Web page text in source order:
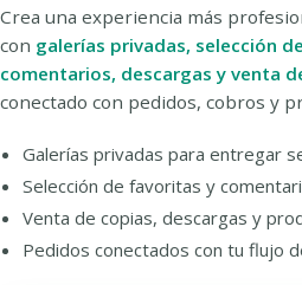
Crea una experiencia más
con galerías privadas, selección
comentarios, descargas y venta
conectado con pedidos, cobros y
Galerías privadas para entregar
Selección de favoritas y
Venta de copias, descargas y
Pedidos conectados con tu flujo